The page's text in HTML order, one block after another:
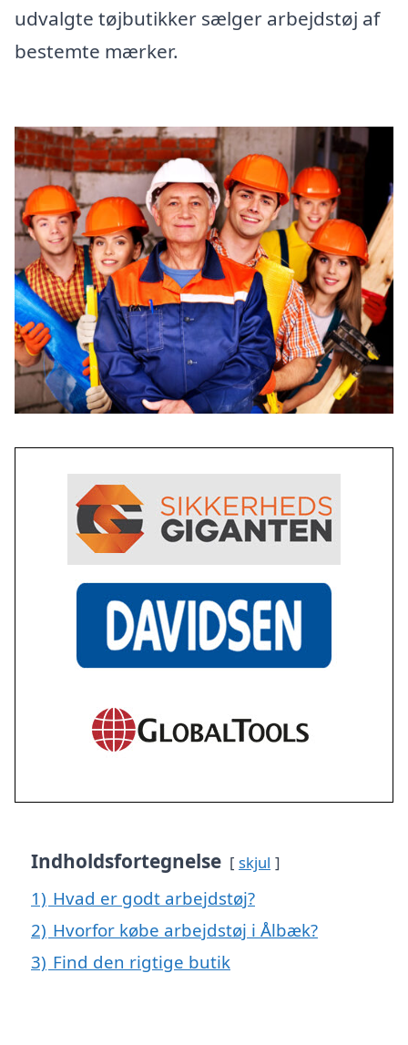
udvalgte tøjbutikker sælger arbejdstøj af
bestemte mærker.
Indholdsfortegnelse skjul
1) Hvad er godt arbejdstøj?
2) Hvorfor købe arbejdstøj i Ålbæk?
3) Find den rigtige butik